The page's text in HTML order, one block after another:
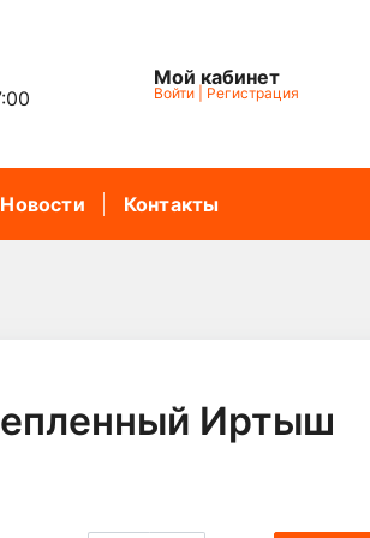
Мой кабинет
Войти| Регистрация
Новости Контакты
Иртыш